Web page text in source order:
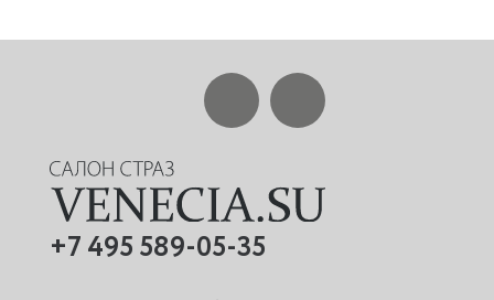
+7 495 589-05-35